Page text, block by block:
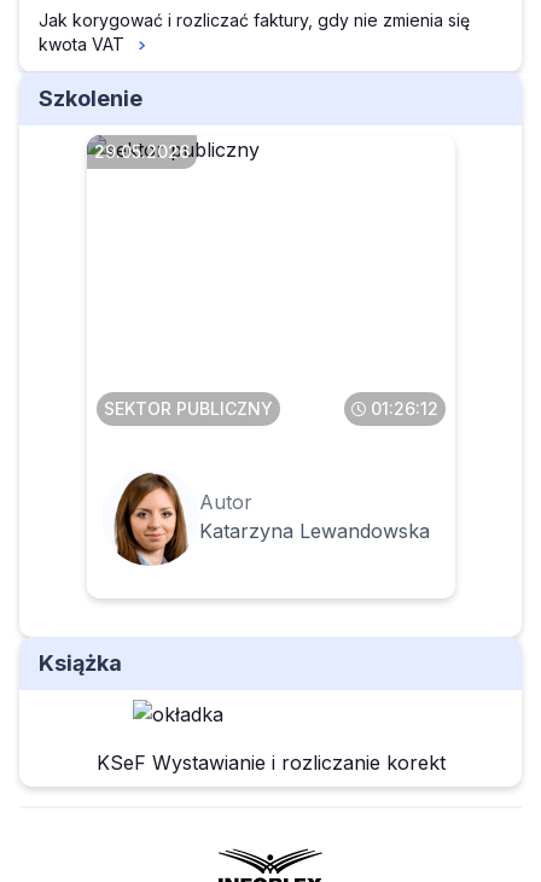
Jak korygować i rozliczać faktury, gdy nie zmienia się
kwota VAT
Szkolenie
29.05.2026
SEKTOR PUBLICZNY 01:26:12
Autor
Katarzyna Lewandowska
Książka
KSeF Wystawianie i rozliczanie korekt